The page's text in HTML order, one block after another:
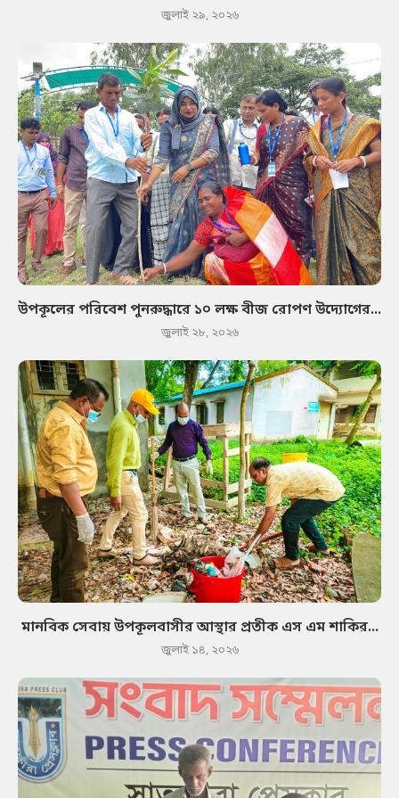
জুলাই ২৯, ২০২৬
উপকূলের পরিবেশ পুনরুদ্ধারে ১০ লক্ষ বীজ রোপণ উদ্যোগের...
জুলাই ২৮, ২০২৬
মানবিক সেবায় উপকূলবাসীর আস্থার প্রতীক এস এম শাকির...
জুলাই ১৪, ২০২৬